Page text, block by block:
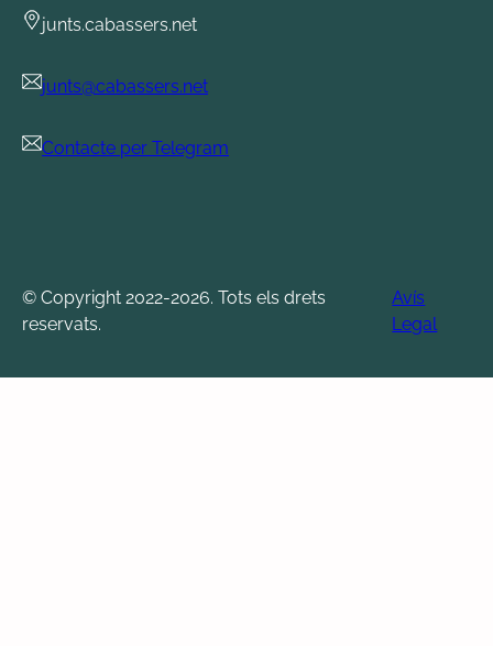
junts.cabassers.net
junts@cabassers.net
Contacte per Telegram
© Copyright 2022-2026. Tots els drets
reservats.
Avís
Legal